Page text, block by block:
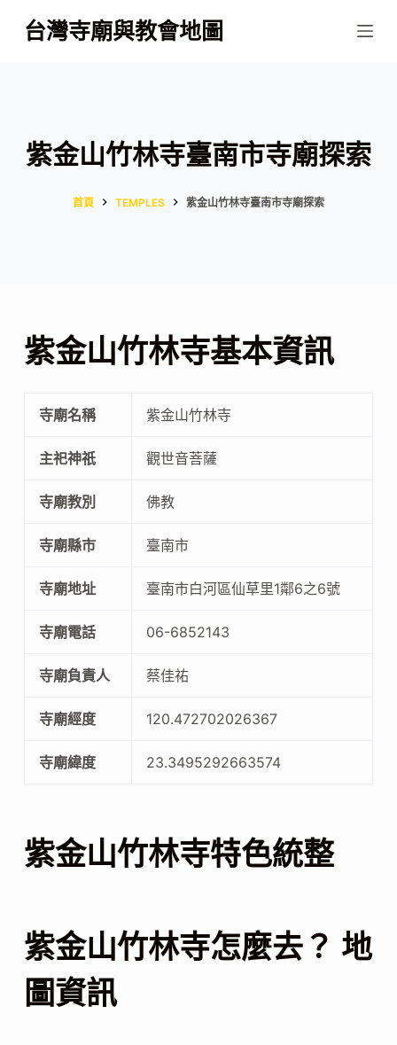
跳
至
台灣寺廟與教會地圖
紫金山竹林寺臺南市寺廟探索
首頁 TEMPLES 紫金山竹林寺臺南市寺廟探索
紫金山竹林寺基本資訊
寺廟名稱 紫金山竹林寺
主祀神祇 觀世音菩薩
寺廟教別 佛教
寺廟縣市 臺南市
寺廟地址 臺南市白河區仙草里1鄰6之6號
寺廟電話 06-6852143
寺廟負責人 蔡佳祐
寺廟經度 120.472702026367
寺廟緯度 23.3495292663574
紫金山竹林寺特色統整
紫金山竹林寺怎麼去？ 地
圖資訊